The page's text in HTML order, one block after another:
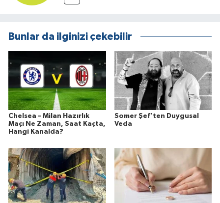
Bunlar da ilginizi çekebilir
Chelsea – Milan Hazırlık
Maçı Ne Zaman, Saat Kaçta,
Hangi Kanalda?
Somer Şef’ten Duygusal
Veda